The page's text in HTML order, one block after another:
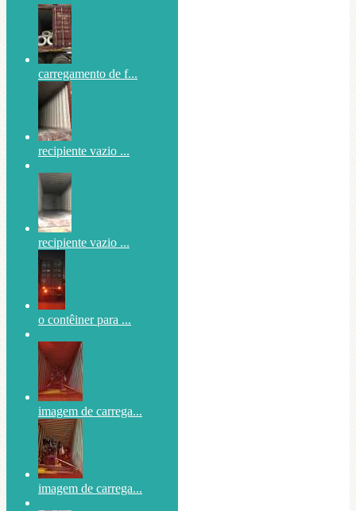
carregamento de f...
recipiente vazio ...
recipiente vazio ...
o contêiner para ...
imagem de carrega...
imagem de carrega...